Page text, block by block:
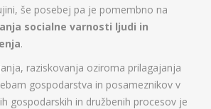
še posebej pa je pomembno na
socialne varnosti ljudi in
.
raziskovanja oziroma prilagajanja
gospodarstva in posameznikov v
gospodarskih in družbenih procesov je